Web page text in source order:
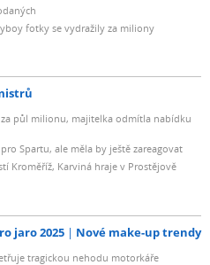
fotky se vydražily za miliony
půl milionu, majitelka odmítla nabídku
Spartu, ale měla by ještě zareagovat
Kroměříž, Karviná hraje v Prostějově
jaro 2025 Nové make-up trendy
tragickou nehodu motorkáře